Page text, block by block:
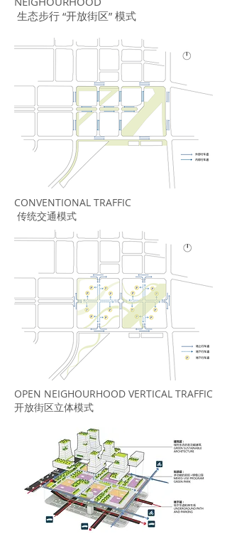
生态步行 “开放街区” 模式
CONVENTIONAL TRAFFIC
传统交通模式
OPEN NEIGHOURHOOD VERTICAL TRAFFIC
开放街区立体模式